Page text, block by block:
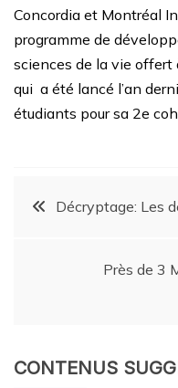
Concordia et Montréal
programme de
sciences de la vie offert
qui a été lancé l’an
étudiants pour sa 2e
Décryptage: Les
Près de 3
CONTENUS